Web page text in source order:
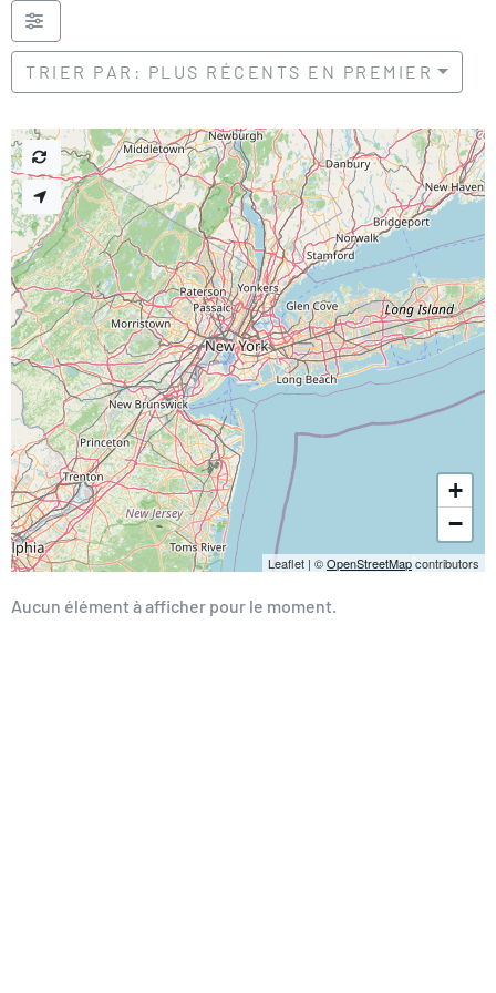
TRIER PAR: PLUS RÉCENTS EN PREMIER
Aucun élément à afficher pour le moment.
+
−
Leaflet | ©OpenStreetMapcontributors